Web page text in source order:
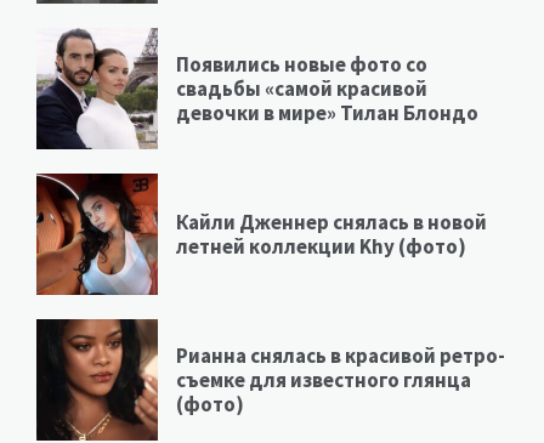
Появились новые фото со
свадьбы «самой красивой
девочки в мире» Тилан Блондо
Кайли Дженнер снялась в новой
летней коллекции Khy (фото)
Рианна снялась в красивой ретро-
съемке для известного глянца
(фото)